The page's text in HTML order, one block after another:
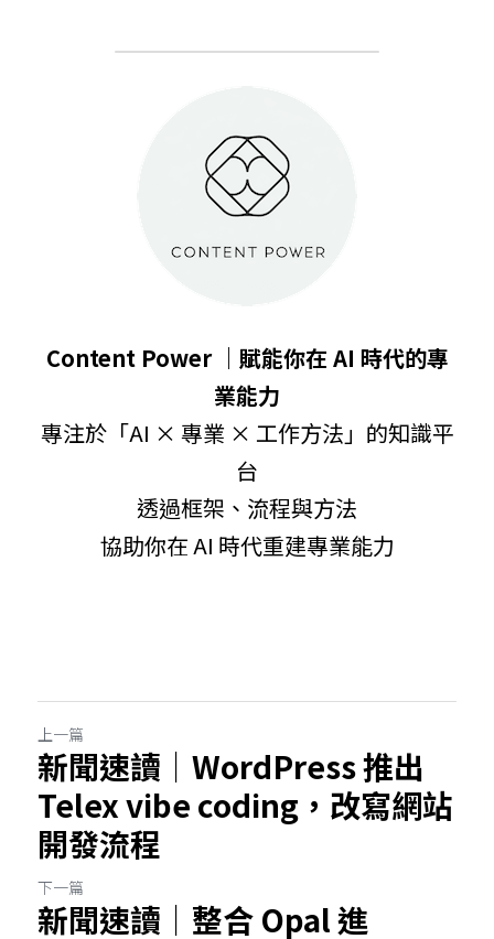
Content Power ｜賦能你在 AI 時代的專
業能力
專注於「AI × 專業 × 工作方法」的知識平
台
透過框架、流程與方法
協助你在 AI 時代重建專業能力
上一篇
新聞速讀｜WordPress 推出
Telex vibe coding，改寫網站
開發流程
下一篇
新聞速讀｜整合 Opal 進